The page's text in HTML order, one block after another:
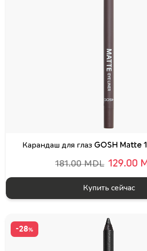
Карандаш для глаз GOSH Matte
181.00 MDL 129.00
Купить сейчас
-28%